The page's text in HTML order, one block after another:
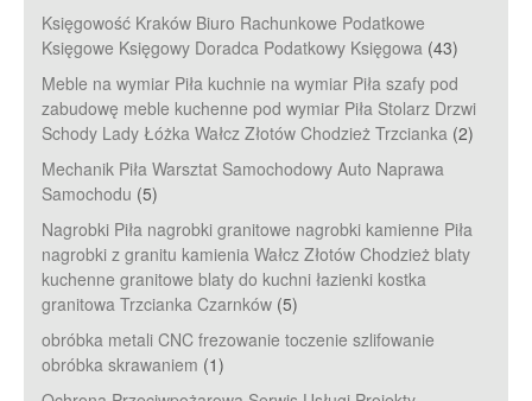
Księgowość Kraków Biuro Rachunkowe Podatkowe
Księgowe Księgowy Doradca Podatkowy Księgowa (43)
Meble na wymiar Piła kuchnie na wymiar Piła szafy pod
zabudowę meble kuchenne pod wymiar Piła Stolarz Drzwi
Schody Lady Łóżka Wałcz Złotów Chodzież Trzcianka (2)
Mechanik Piła Warsztat Samochodowy Auto Naprawa
Samochodu (5)
Nagrobki Piła nagrobki granitowe nagrobki kamienne Piła
nagrobki z granitu kamienia Wałcz Złotów Chodzież blaty
kuchenne granitowe blaty do kuchni łazienki kostka
granitowa Trzcianka Czarnków (5)
obróbka metali CNC frezowanie toczenie szlifowanie
obróbka skrawaniem (1)